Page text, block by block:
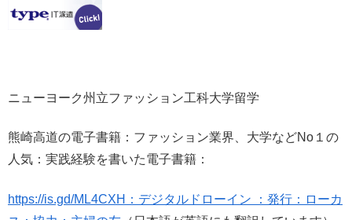
ニューヨーク州立ファッション工科大学留学
熊崎高道の電子書籍：ファッション業界、大学などNo１の
人気：実践経験を書いた電子書籍：
https://is.gd/ML4CXH：デジタルドローイン ：発行：ローカ